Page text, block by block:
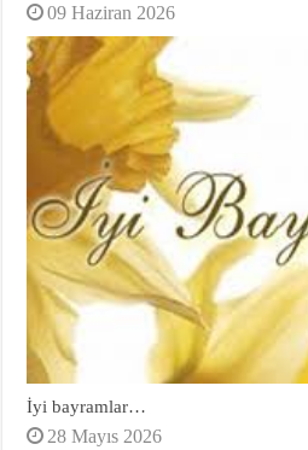
09 Haziran 2026
İyi bayramlar…
28 Mayıs 2026